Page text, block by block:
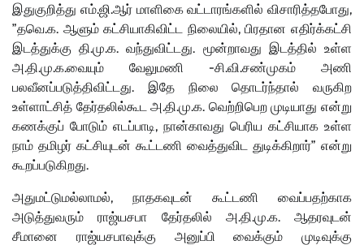
இதுகுறித்து எம்.ஜி.ஆர் மாளிகை வட்டாரங்களில் விசாரித்தபோது,
”தவெ.க. ஆளும் கட்சியாகிவிட்ட நிலையில், பிரதான எதிர்க்கட்சி
இடத்துக்கு தி.மு.க. வந்துவிட்டது. மூன்றாவது இடத்தில் உள்ள
அ.தி.மு.க.வையும் வேலுமணி -சி.வி.சண்முகம் அணி
பலவீனப்படுத்திவிட்டது. இதே நிலை தொடர்ந்தால் வருகிற
உள்ளாட்சித் தேர்தலில்கூட அ.தி.மு.க. வெற்றிபெற முடியாது என்று
கணக்குப் போடும் எடப்பாடி, நான்காவது பெரிய கட்சியாக உள்ள
நாம் தமிழர் கட்சியுடன் கூட்டணி வைத்துவிட துடிக்கிறார்” என்று
கூறப்படுகிறது.
அதுமட்டுமல்லாமல், நாதகவுடன் கூட்டணி வைப்பதற்காக
அடுத்துவரும் ராஜ்யசபா தேர்தலில் அ.தி.மு.க. ஆதரவுடன்
சீமானை ராஜ்யசபாவுக்கு அனுப்பி வைக்கும் முடிவுக்கு